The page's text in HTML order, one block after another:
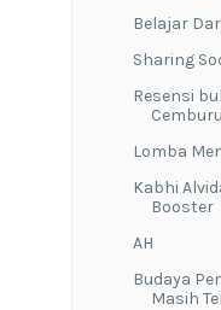
Belajar
Sharing
Resensi
Lomba
Kabhi
Booster
AH
Budaya
Masih